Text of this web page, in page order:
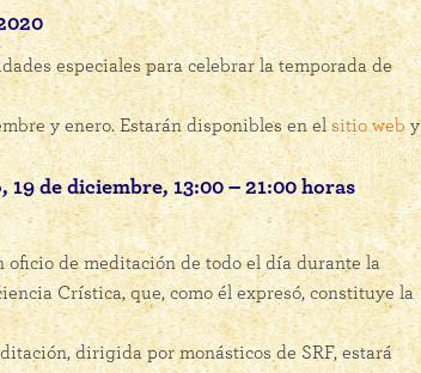
especiales para celebrar la temporada de
y enero. Estarán disponibles en elsitio weby
de diciembre, 13:00 – 21:00 horas
oficio de meditación de todo el día durante la
Crística, que, como él expresó, constituye la
dirigida por monásticos de SRF, estará